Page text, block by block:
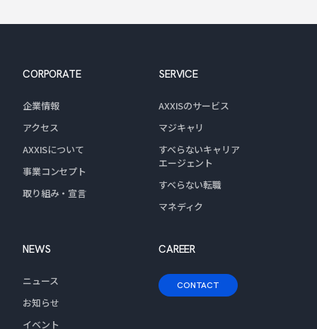
CORPORATE
企業情報
アクセス
AXXISについて
事業コンセプト
取り組み・宣言
SERVICE
AXXISのサービス
マジキャリ
すべらないキャリア
エージェント
すべらない転職
マネディク
NEWS
ニュース
お知らせ
イベント
CAREER
CONTACT